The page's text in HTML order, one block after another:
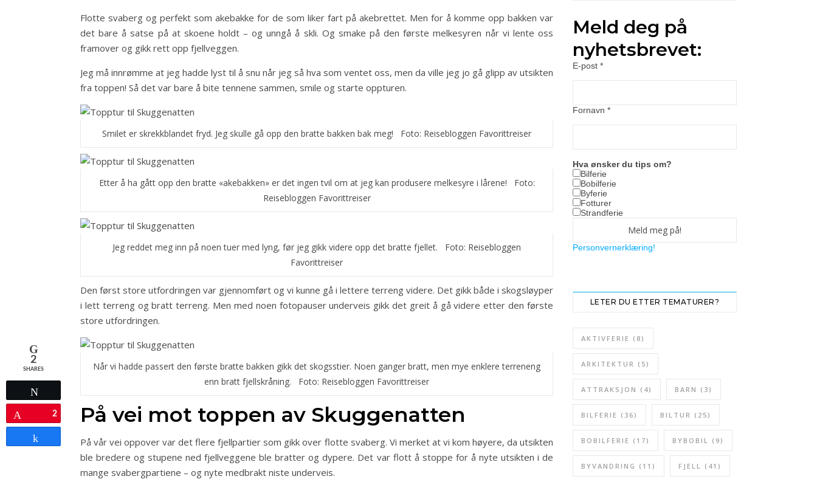
Flotte svaberg og perfekt som akebakke for de som liker fart på akebrettet. Men for å komme opp bakken var
det bare å satse på at skoene holdt – og unngå å skli. Og smake på den første melkesyren når vi lente oss
framover og gikk rett opp fjellveggen.
Jeg må innrømme at jeg hadde lyst til å snu når jeg så hva som ventet oss, men da ville jeg jo gå glipp av utsikten
fra toppen! Så det var bare å bite tennene sammen, smile og starte oppturen.
Smilet er skrekkblandet fryd. Jeg skulle gå opp den bratte bakken bak meg! Foto: Reisebloggen Favorittreiser
Etter å ha gått opp den bratte «akebakken» er det ingen tvil om at jeg kan produsere melkesyre i lårene! Foto:
Reisebloggen Favorittreiser
Jeg reddet meg inn på noen tuer med lyng, før jeg gikk videre opp det bratte fjellet. Foto: Reisebloggen
Favorittreiser
Den først store utfordringen var gjennomført og vi kunne gå i lettere terreng videre. Det gikk både i skogsløyper
i lett terreng og bratt terreng. Men med noen fotopauser underveis gikk det greit å gå videre etter den første
store utfordringen.
Når vi hadde passert den første bratte bakken gikk det skogsstier. Noen ganger bratt, men mye enklere terreneng
enn bratt fjellskråning. Foto: Reisebloggen Favorittreiser
På vei mot toppen av Skuggenatten
På vår vei oppover var det flere fjellpartier som gikk over flotte svaberg. Vi merket at vi kom høyere, da utsikten
ble bredere og stupene ned fjellveggene ble bratter og dypere. Det var flott å stoppe for å nyte utsikten i de
mange svabergpartiene – og nyte medbrakt niste underveis.
Meld deg på
nyhetsbrevet:
E-post *
Fornavn *
Hva ønsker du tips om?
Bilferie
Bobilferie
Byferie
Fotturer
Strandferie
Personvernerklæring!
LETER DU ETTER TEMATURER?
AKTIVFERIE (8)
ARKITEKTUR (5)
ATTRAKSJON (4) BARN (3)
BILFERIE (36) BILTUR (25)
BOBILFERIE (17) BYBOBIL (9)
BYVANDRING (11) FJELL (41)
2
SHARES
2